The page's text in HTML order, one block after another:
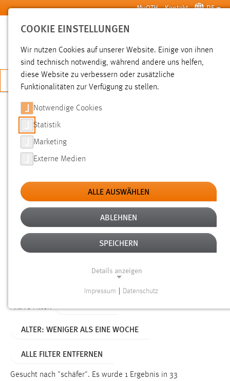
Zum Hauptinhalt springen MyOTH Kontakt DE
SUCHE
JETZT BEWERBEN
SUCHE
FILTER
Typ
Erstellungsdatum
Alter
Aktive Filter:
ALTER: WENIGER ALS EINE WOCHE
ALLE FILTER ENTFERNEN
Gesucht nach "schäfer". Es wurde 1 Ergebnis in 33
COOKIE EINSTELLUNGEN
Wir nutzen Cookies auf unserer Website. Einige von ihnen
sind technisch notwendig, während andere uns helfen,
diese Website zu verbessern oder zusätzliche
Funktionalitäten zur Verfügung zu stellen.
Notwendige Cookies
Statistik
Marketing
Externe Medien
ALLE AUSWÄHLEN
ABLEHNEN
SPEICHERN
Details anzeigen
Funktionen und sind für die einwandfreie Funktion der
Impressum Datenschutz